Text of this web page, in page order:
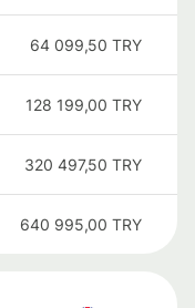
64 099,50 TRY
128 199,00 TRY
320 497,50 TRY
640 995,00 TRY